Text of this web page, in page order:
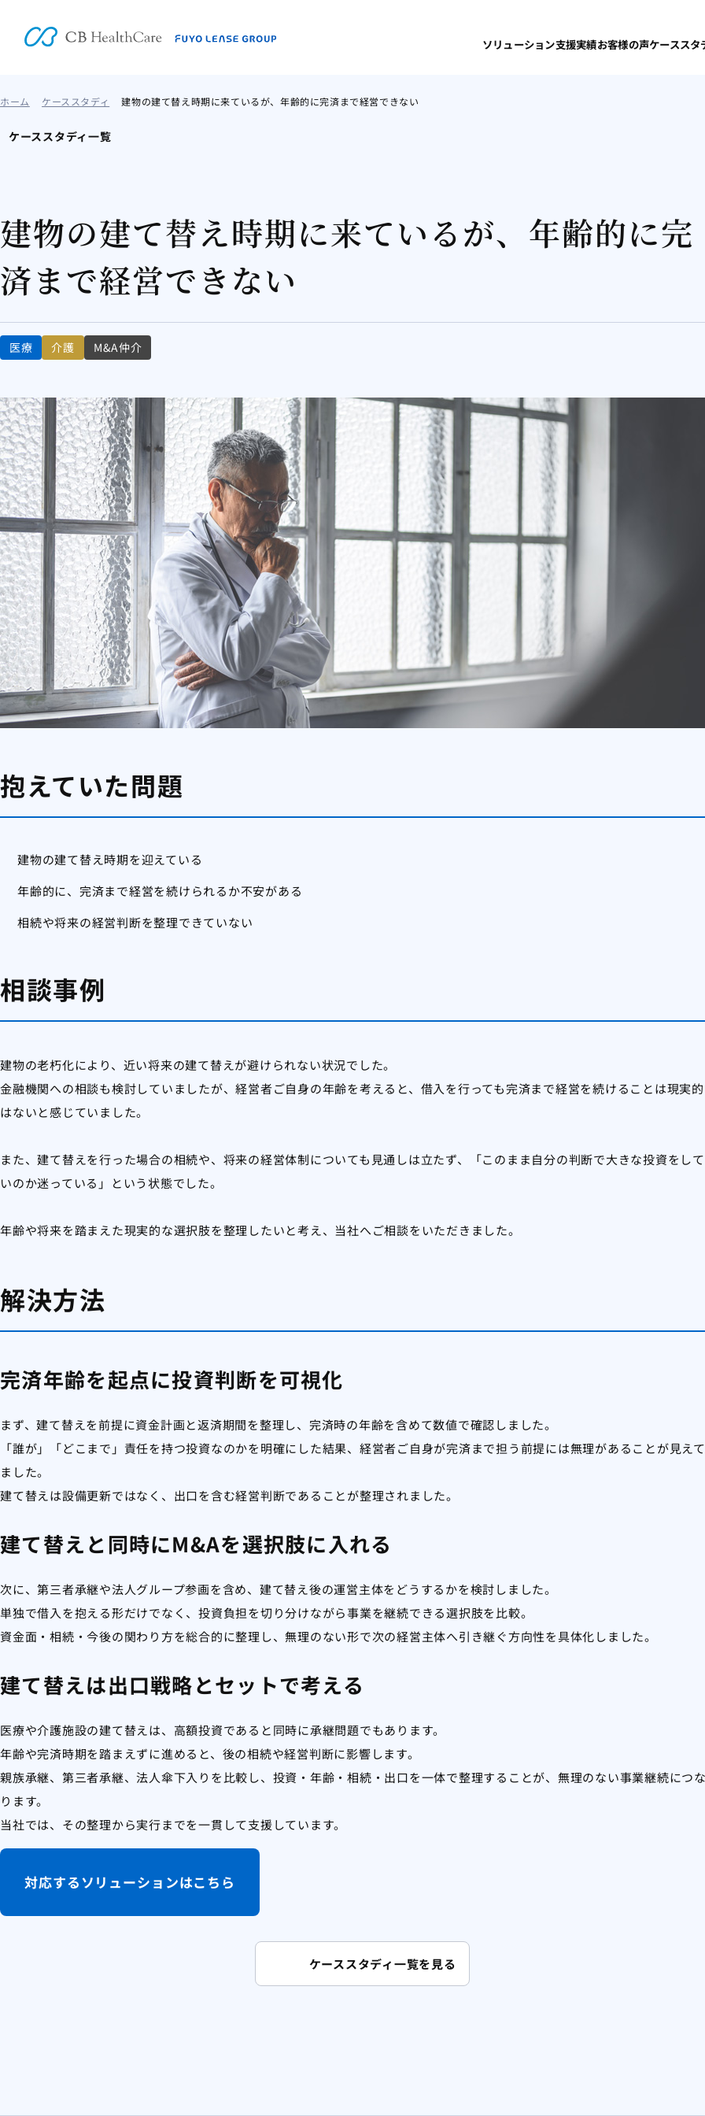
ソリューション支援実績お客様の声ケーススタ
ホーム ケーススタディ 建物の建て替え時期に来ているが、年齢的に完済まで経営できない
ケーススタディ一覧
建物の建て替え時期に来ているが、年齢的に完
済まで経営できない
医療 介護 M&A仲介
抱えていた問題
建物の建て替え時期を迎えている
年齢的に、完済まで経営を続けられるか不安がある
相続や将来の経営判断を整理できていない
相談事例
建物の老朽化により、近い将来の建て替えが避けられない状況でした。
金融機関への相談も検討していましたが、経営者ご自身の年齢を考えると、借入を行っても完済まで経営を続けることは現実
はないと感じていました。
また、建て替えを行った場合の相続や、将来の経営体制についても見通しは立たず、「このまま自分の判断で大きな投資をし
いのか迷っている」という状態でした。
年齢や将来を踏まえた現実的な選択肢を整理したいと考え、当社へご相談をいただきました。
解決方法
完済年齢を起点に投資判断を可視化
まず、建て替えを前提に資金計画と返済期間を整理し、完済時の年齢を含めて数値で確認しました。
「誰が」「どこまで」責任を持つ投資なのかを明確にした結果、経営者ご自身が完済まで担う前提には無理があることが見え
ました。
建て替えは設備更新ではなく、出口を含む経営判断であることが整理されました。
建て替えと同時にM&Aを選択肢に入れる
次に、第三者承継や法人グループ参画を含め、建て替え後の運営主体をどうするかを検討しました。
単独で借入を抱える形だけでなく、投資負担を切り分けながら事業を継続できる選択肢を比較。
資金面・相続・今後の関わり方を総合的に整理し、無理のない形で次の経営主体へ引き継ぐ方向性を具体化しました。
建て替えは出口戦略とセットで考える
医療や介護施設の建て替えは、高額投資であると同時に承継問題でもあります。
年齢や完済時期を踏まえずに進めると、後の相続や経営判断に影響します。
親族承継、第三者承継、法人傘下入りを比較し、投資・年齢・相続・出口を一体で整理することが、無理のない事業継続につ
ります。
当社では、その整理から実行までを一貫して支援しています。
対応するソリューションはこちら
ケーススタディ一覧を見る